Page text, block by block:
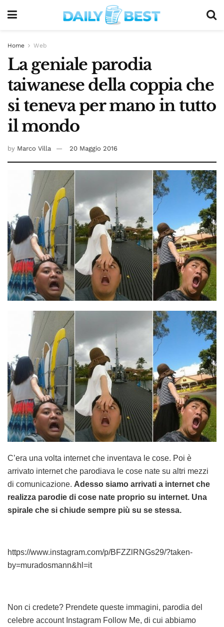
Home Web
La geniale parodia
taiwanese della coppia che
si teneva per mano in tutto
il mondo
by Marco Villa 20 Maggio 2016
C’era una volta internet che inventava le cose. Poi è
arrivato internet che parodiava le cose nate su altri mezzi
di comunicazione. Adesso siamo arrivati a internet che
realizza parodie di cose nate proprio su internet. Una
spirale che si chiude sempre più su se stessa.
https://www.instagram.com/p/BFZZlRNGs29/?taken-
by=muradosmann&hl=it
Non ci credete? Prendete queste immagini, parodia del
celebre account Instagram Follow Me, di cui abbiamo